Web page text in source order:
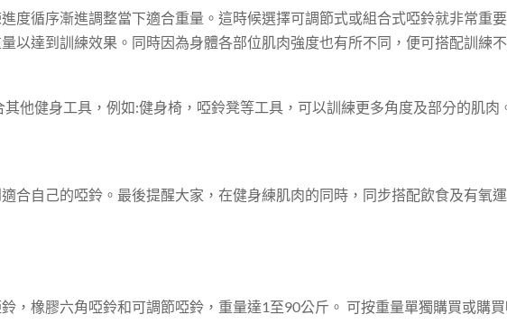
度循序漸進調整當下適合重量。這時候選擇可調節式或組合式啞鈴就非常重要
以達到訓練效果。同時因為身體各部位肌肉強度也有所不同，便可搭配訓練
他健身工具，例如:健身椅，啞鈴凳等工具，可以訓練更多角度及部分的肌肉
合自己的啞鈴。最後提醒大家，在健身練肌肉的同時，同步搭配飲食及有氧運
，橡膠六角啞鈴和可調節啞鈴，重量達1至90公斤。 可按重量單獨購買或購